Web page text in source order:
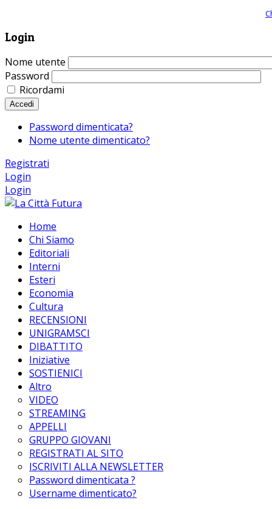
Login
Nome utente
Password
Ricordami
Accedi
Password dimenticata?
Nome utente dimenticato?
Registrati
Login
Login
Home
Chi Siamo
Editoriali
Interni
Esteri
Economia
Cultura
RECENSIONI
UNIGRAMSCI
DIBATTITO
Iniziative
SOSTIENICI
Altro
VIDEO
STREAMING
APPELLI
GRUPPO GIOVANI
REGISTRATI AL SITO
ISCRIVITI ALLA NEWSLETTER
Password dimenticata ?
Username dimenticato?